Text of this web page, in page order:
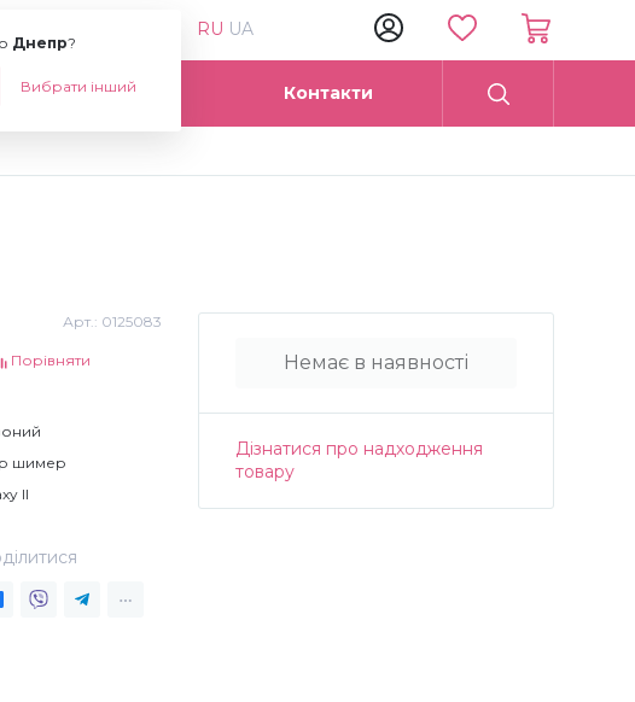
Днепр?
Вибрати інший
RU UA
Опт Контакти
Арт.: 0125083
Порівняти
шимер
II
Немає в наявності
Дізнатися про надходження
товару